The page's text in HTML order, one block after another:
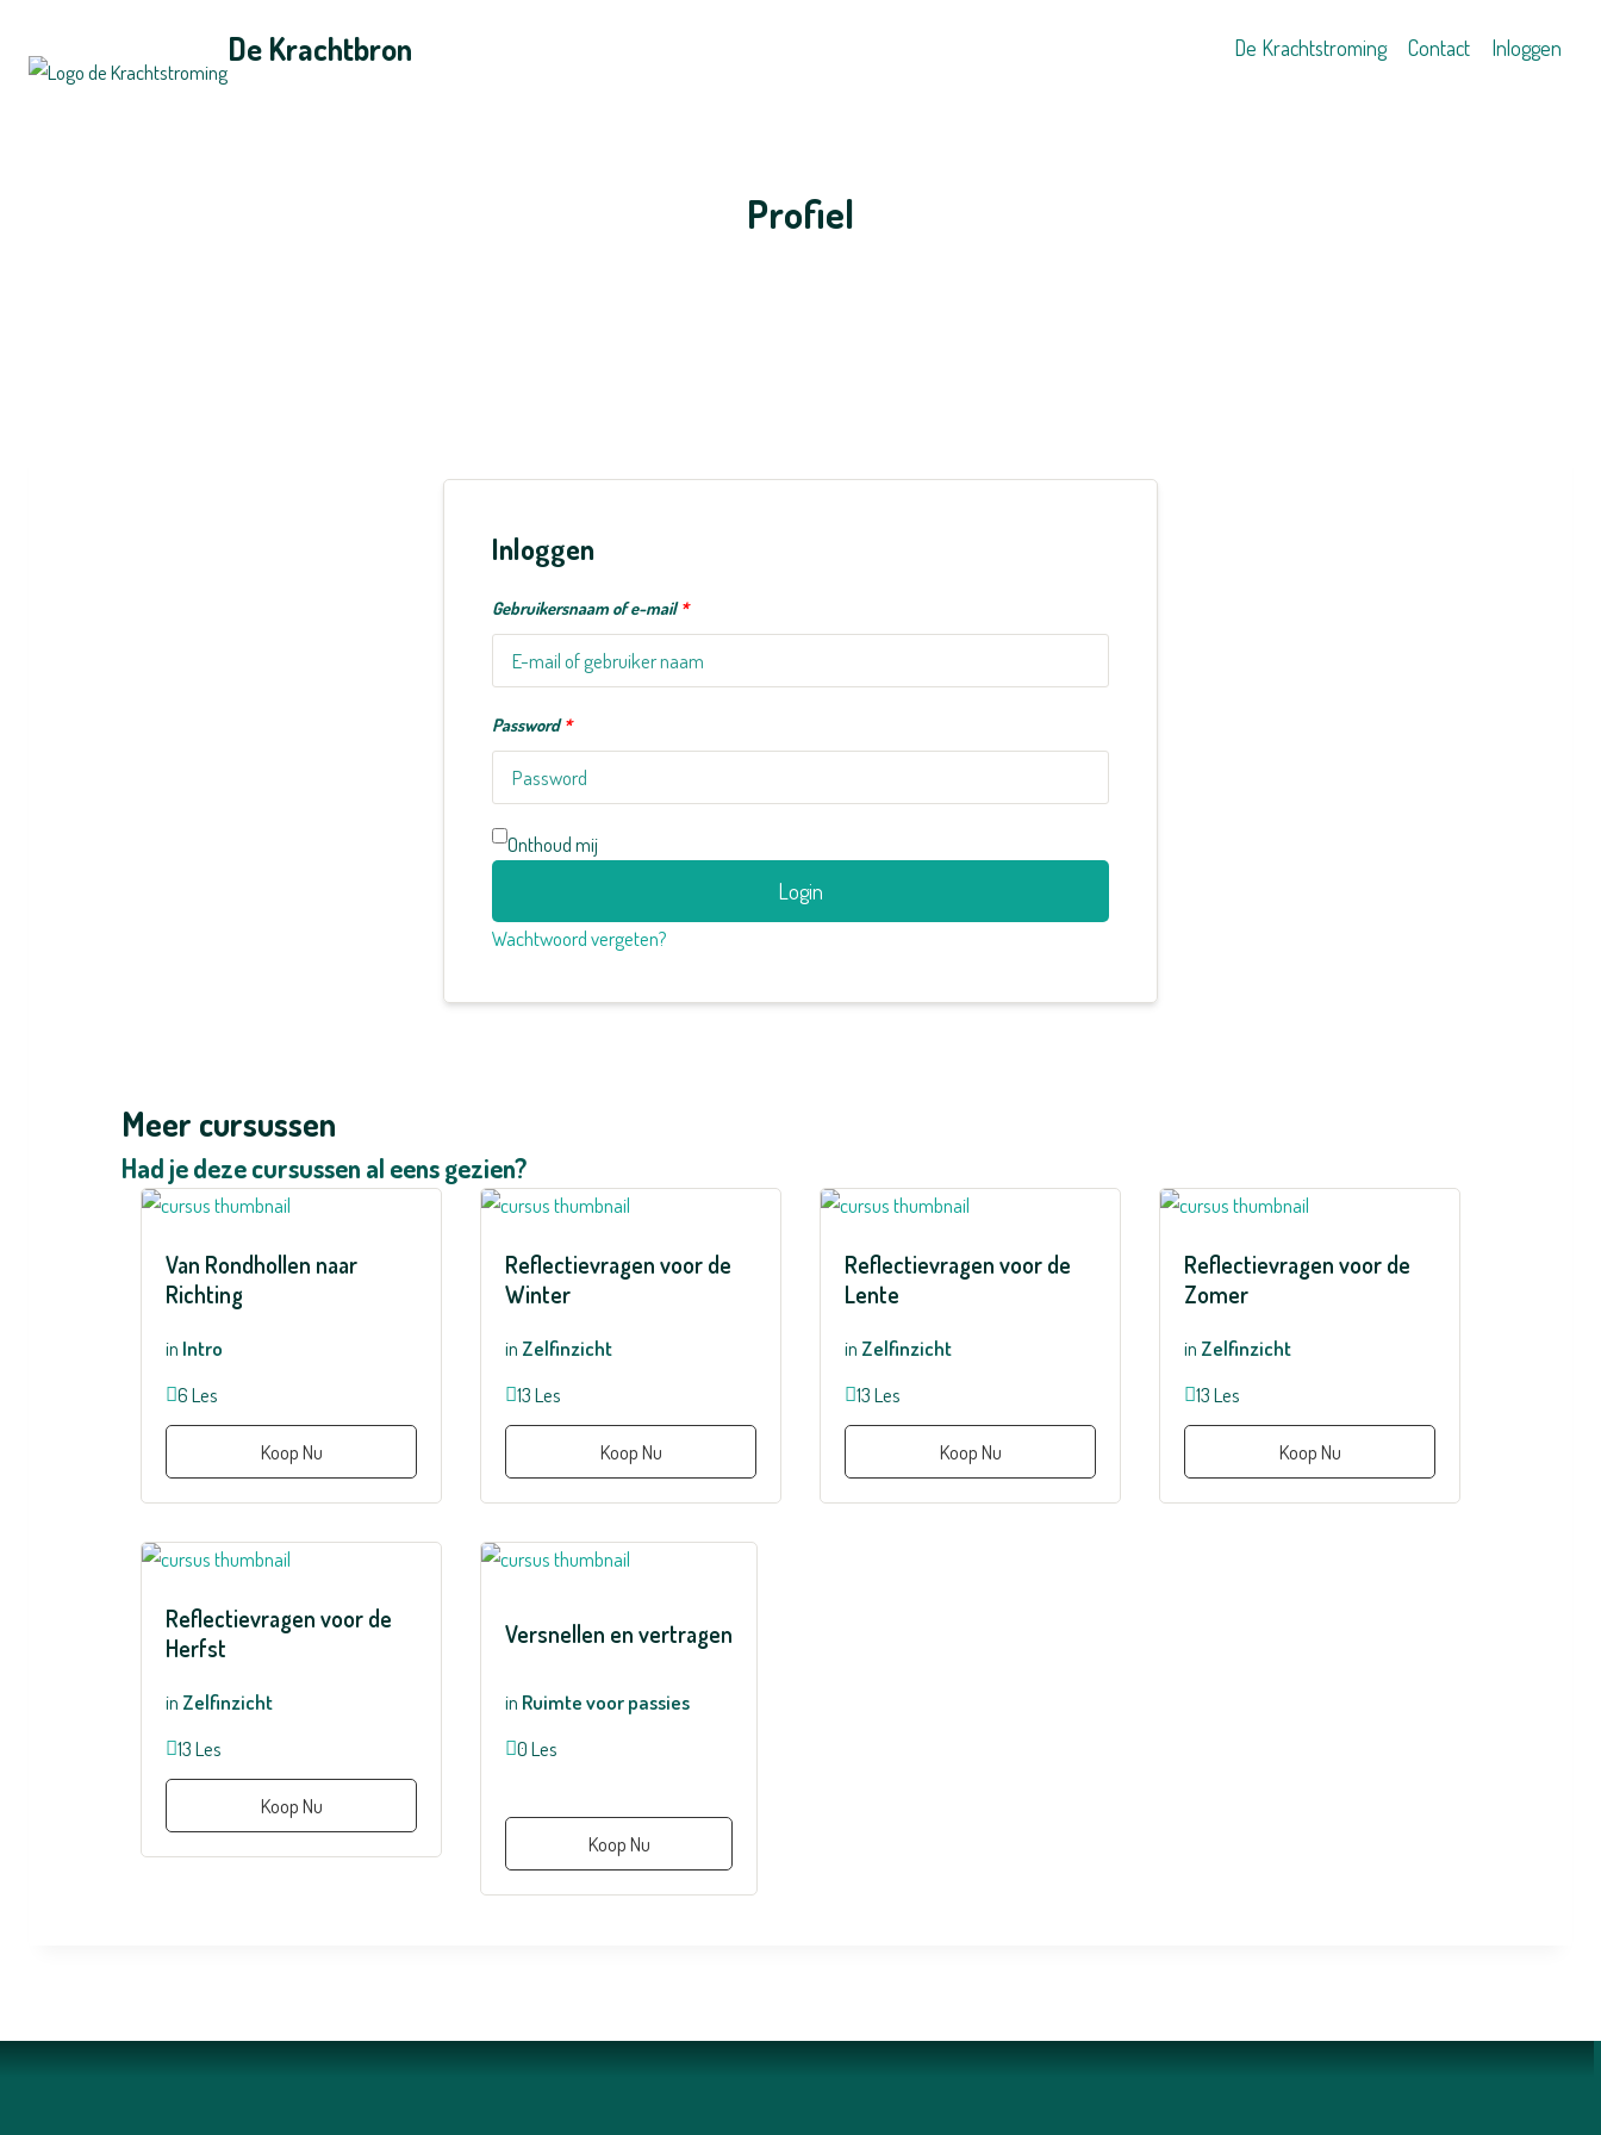
De Krachtbron De Krachtstroming Contact Inloggen
Profiel
Inloggen
Gebruikersnaam of e-mail*
Password*
Onthoud mij
Login
Wachtwoord vergeten?
Meer cursussen
Had je deze cursussen al eens gezien?
Van Rondhollen naar
Richting
in Intro
6 Les
Koop Nu
Reflectievragen voor de
Winter
in Zelfinzicht
13 Les
Koop Nu
Reflectievragen voor de
Lente
in Zelfinzicht
13 Les
Koop Nu
Reflectievragen voor de
Zomer
in Zelfinzicht
13 Les
Koop Nu
Reflectievragen voor de
Herfst
in Zelfinzicht
13 Les
Koop Nu
Versnellen en vertragen
in Ruimte voor passies
0 Les
Koop Nu